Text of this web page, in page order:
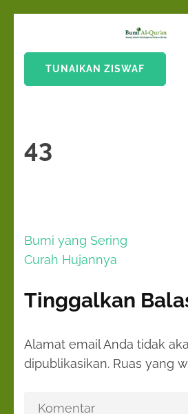
(Tekan
TUNAIKAN ZISWAF
43
Navigasi
pos
Bumi yang Sering
Curah Hujannya
Tinggalkan
Alamat email Anda tidak
dipublikasikan. Ruas yang